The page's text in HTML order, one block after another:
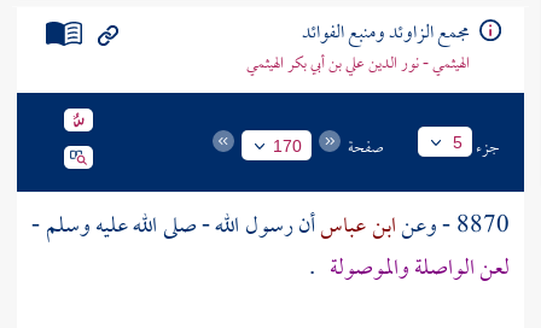
مجمع الزاوئد ومنبع الفوائد
الهيثمي - نور الدين علي بن أبي بكر الهيثمي
جزء 5 صفحة 170
8870 - وعن ابن عباسأن رسول الله - صلى الله عليه وسلم -
لعن الواصلة والموصولة .